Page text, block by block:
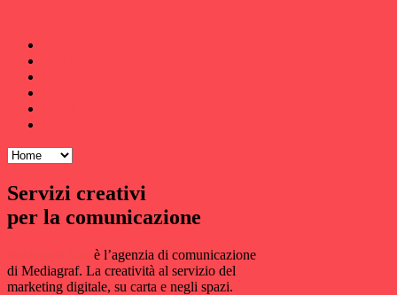
Servizi creativi
per la comunicazione
è l’agenzia di comunicazione
di Mediagraf. La creatività al servizio del
marketing digitale, su carta e negli spazi.